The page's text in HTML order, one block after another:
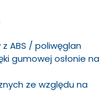
ABS / poliwęglan
gumowej osłonie na
ze względu na